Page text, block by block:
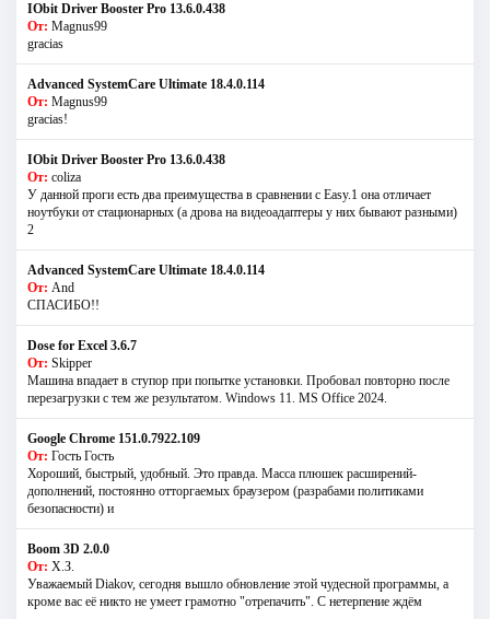
IObit Driver Booster Pro 13.6.0.438
От: Magnus99
gracias
Advanced SystemCare Ultimate 18.4.0.114
От: Magnus99
gracias!
IObit Driver Booster Pro 13.6.0.438
От: coliza
У данной проги есть два преимущества в сравнении с Easy.1 она отличает
ноутбуки от стационарных (а дрова на видеоадаптеры у них бывают разными)
2
Advanced SystemCare Ultimate 18.4.0.114
От: And
СПАСИБО!!
Dose for Excel 3.6.7
От: Skipper
Машина впадает в ступор при попытке установки. Пробовал повторно после
перезагрузки с тем же результатом. Windows 11. MS Offiсe 2024.
Google Chrome 151.0.7922.109
От: Гость Гость
Хороший, быстрый, удобный. Это правда. Масса плюшек расширений-
дополнений, постоянно отторгаемых браузером (разрабами политиками
безопасности) и
Boom 3D 2.0.0
От: Х.З.
Уважаемый Diakov, сегодня вышло обновление этой чудесной программы, а
кроме вас её никто не умеет грамотно "отрепачить". С нетерпение ждём